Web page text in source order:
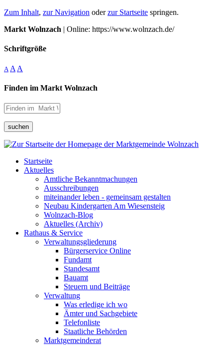
Zum Inhalt, zur Navigation oderzur Startseite springen.
Markt Wolnzach | Online: https://www.wolnzach.de/
Schriftgröße
A A A
Finden im Markt Wolnzach
suchen
Startseite
Aktuelles
Amtliche Bekanntmachungen
Ausschreibungen
miteinander leben - gemeinsam gestalten
Neubau Kindergarten Am Wiesensteig
Wolnzach-Blog
Aktuelles (Archiv)
Rathaus & Service
Verwaltungsgliederung
Bürgerservice Online
Fundamt
Standesamt
Bauamt
Steuern und Beiträge
Verwaltung
Was erledige ich wo
Ämter und Sachgebiete
Telefonliste
Staatliche Behörden
Marktgemeinderat